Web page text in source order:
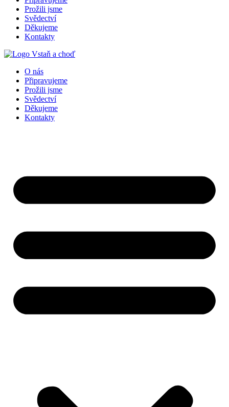
Prožili jsme
Svědectví
Děkujeme
Kontakty
O nás
Připravujeme
Prožili jsme
Svědectví
Děkujeme
Kontakty